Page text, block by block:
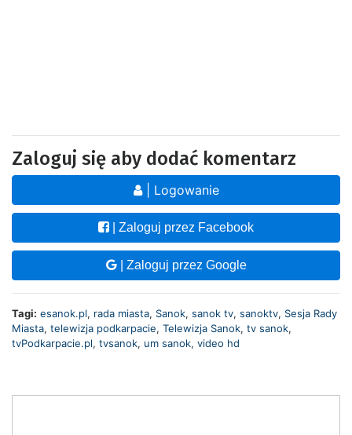
Zaloguj się aby dodać komentarz
| Logowanie
| Zaloguj przez Facebook
| Zaloguj przez Google
Tagi: esanok.pl, rada miasta, Sanok, sanok tv, sanoktv, Sesja Rady
Miasta, telewizja podkarpacie, Telewizja Sanok, tv sanok,
tvPodkarpacie.pl, tvsanok, um sanok, video hd